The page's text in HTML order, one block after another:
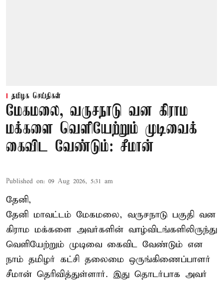
தமிழக செய்திகள்
மேகமலை, வருசநாடு வன கிராம
மக்களை வெளியேற்றும் முடிவைக்
கைவிட வேண்டும்: சீமான்
Published on: 09 Aug 2026, 5:31 am
தேனி,
தேனி மாவட்டம் மேகமலை, வருசநாடு பகுதி வன
கிராம மக்களை அவர்களின் வாழ்விடங்களிலிருந்து
வெளியேற்றும் முடிவை கைவிட வேண்டும் என
நாம் தமிழர் கட்சி தலைமை ஒருங்கிணைப்பாளர்
சீமான் தெரிவித்துள்ளார். இது தொடர்பாக அவர்